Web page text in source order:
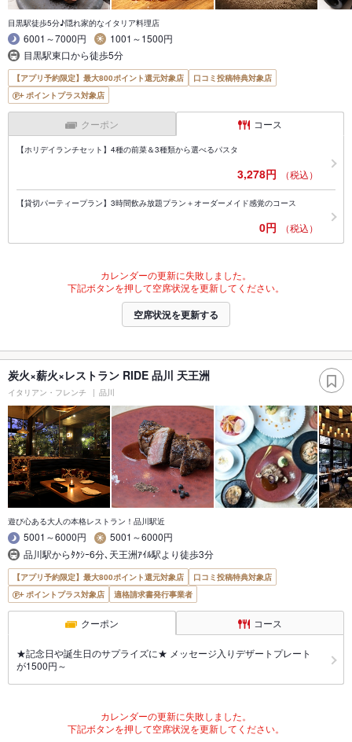
目黒駅徒歩5分♪隠れ家的なイタリア料理店
6001～7000円
1001～1500円
目黒駅東口から徒歩5分
【アプリ予約限定】最大800ポイント還元対象店
口コミ投稿特典対象店
ポイントプラス対象店
クーポン コース
【ホリデイランチセット】4種の前菜＆3種類から選べるパスタ
3,278円 （税込）
【貸切パーティープラン】3時間飲み放題プラン＋オーダーメイド感覚のコース
0円 （税込）
カレンダーの更新に失敗しました。
下記ボタンを押して空席状況を更新してください。
空席状況を更新する
炭火×薪火×レストラン RIDE 品川 天王洲
イタリアン・フレンチ 品川
遊び心ある大人の本格レストラン！品川駅近
5001～6000円
5001～6000円
品川駅からﾀｸｼｰ6分､天王洲ｱｲﾙ駅より徒歩3分
【アプリ予約限定】最大800ポイント還元対象店
口コミ投稿特典対象店
ポイントプラス対象店
適格請求書発行事業者
クーポン コース
★記念日や誕生日のサプライズに★ メッセージ入りデザートプレート
が1500円～
カレンダーの更新に失敗しました。
下記ボタンを押して空席状況を更新してください。